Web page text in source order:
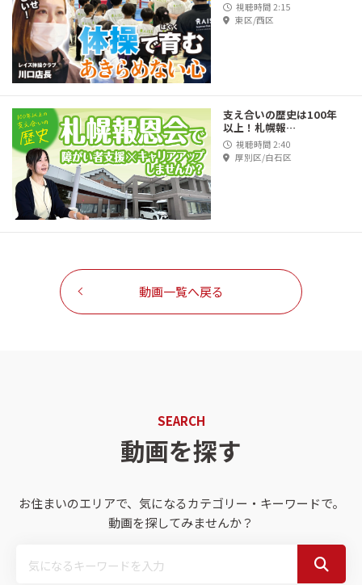
視聴時間 2:15
東区/西区
支え合いの歴史は100年
以上！札幌報…
視聴時間 2:40
厚別区/白石区
動画一覧へ戻る
SEARCH
動画を探す
お住まいのエリアで、気になるカテゴリー・キーワードで。
動画を探してみませんか？